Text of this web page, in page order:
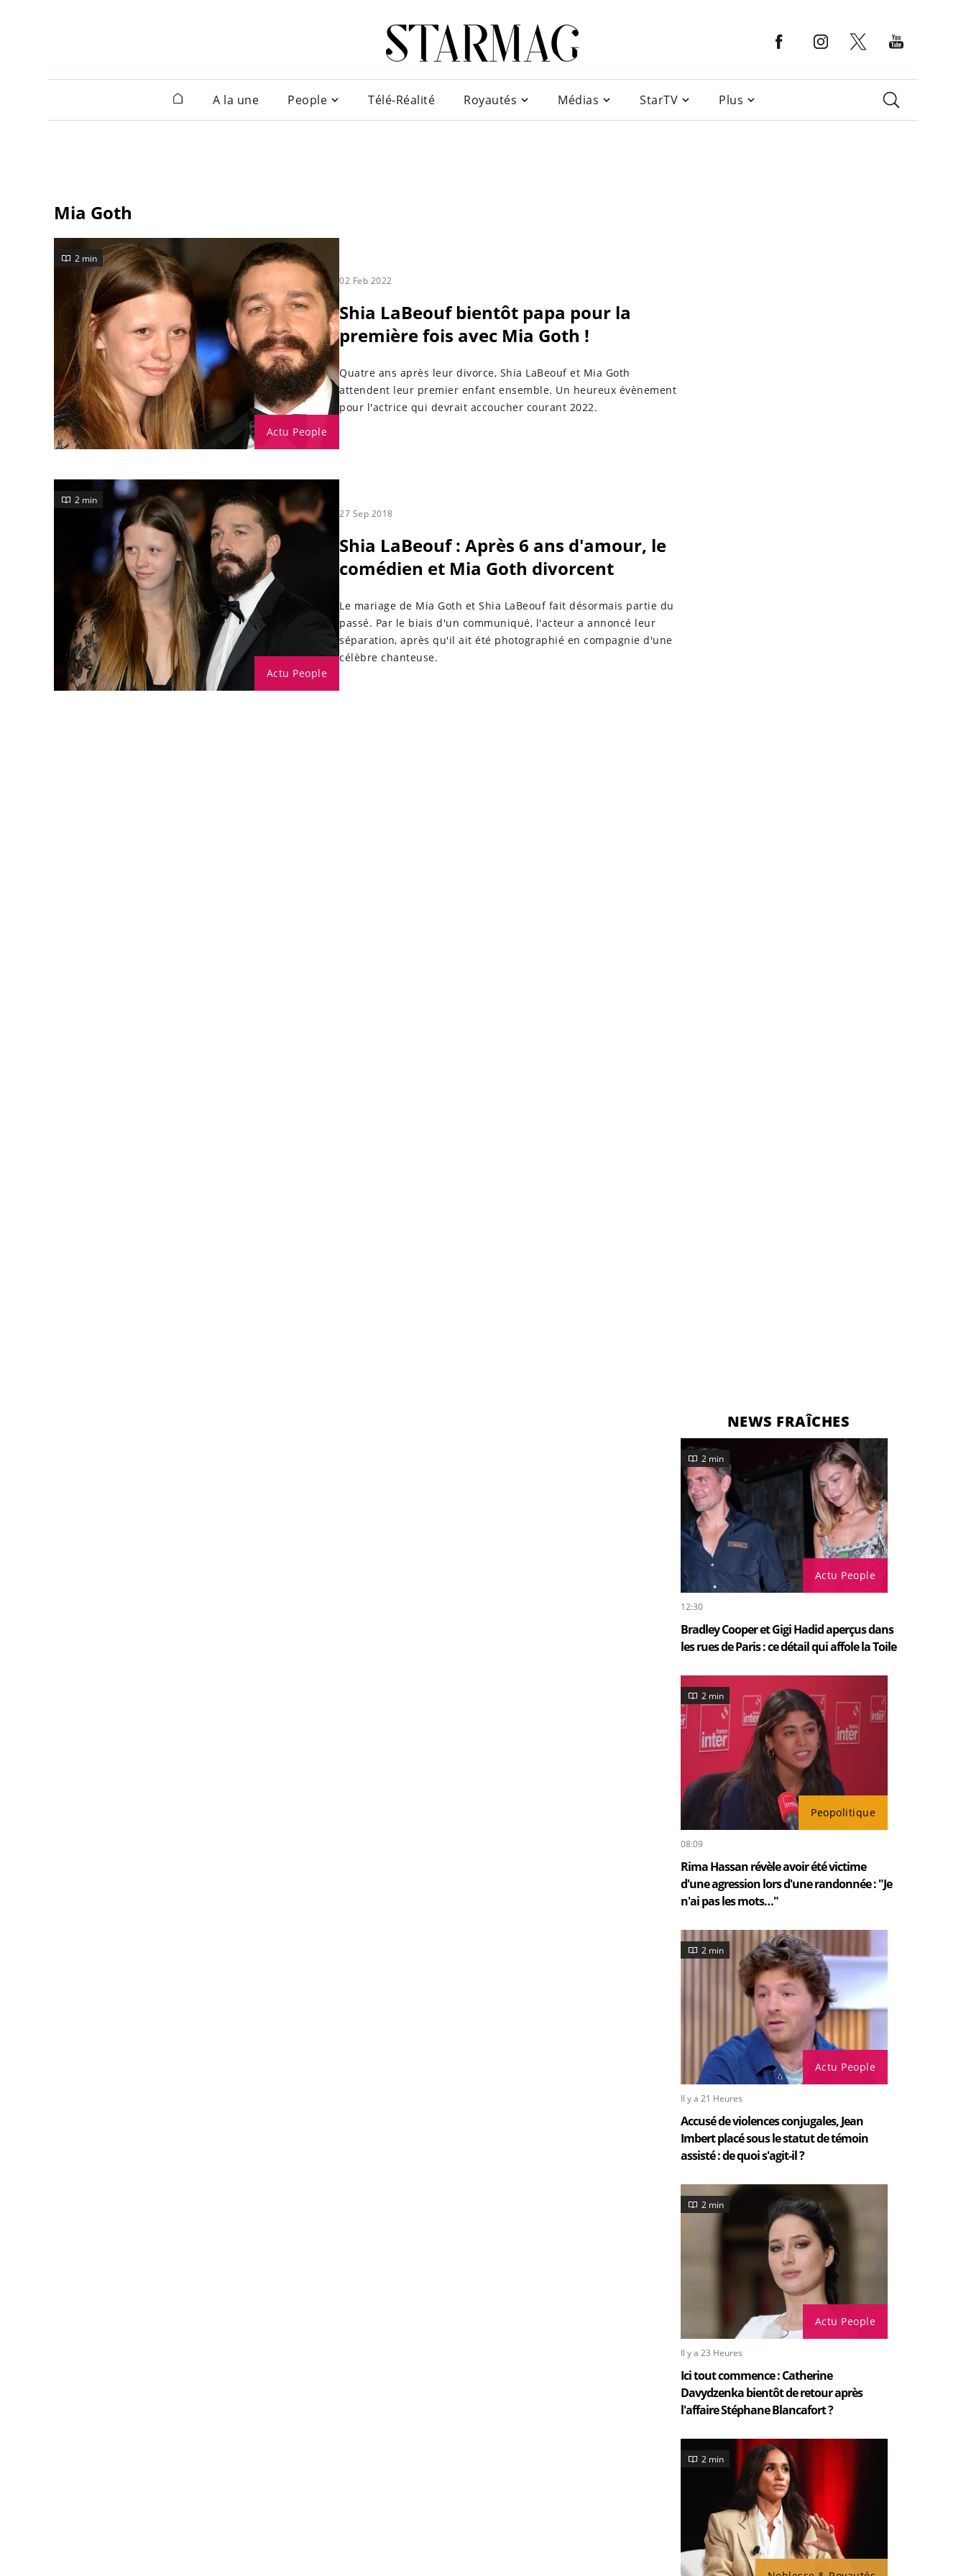
A la une People Télé-Réalité Royautés Médias StarTV Plus
Mia Goth
Actu People
2 min
02 Feb 2022
Shia LaBeouf bientôt papa pour la
première fois avec Mia Goth !
Quatre ans après leur divorce, Shia LaBeouf et Mia Goth
attendent leur premier enfant ensemble. Un heureux évènement
pour l'actrice qui devrait accoucher courant 2022.
Actu People
2 min
27 Sep 2018
Shia LaBeouf : Après 6 ans d'amour, le
comédien et Mia Goth divorcent
Le mariage de Mia Goth et Shia LaBeouf fait désormais partie du
passé. Par le biais d'un communiqué, l'acteur a annoncé leur
séparation, après qu'il ait été photographié en compagnie d'une
célèbre chanteuse.
NEWS FRAÎCHES
Actu People
2 min
12:30
Bradley Cooper et Gigi Hadid aperçus dans
les rues de Paris : ce détail qui affole la Toile
Peopolitique
2 min
08:09
Rima Hassan révèle avoir été victime
d'une agression lors d'une randonnée : "Je
n'ai pas les mots…"
Actu People
2 min
Il y a 21 Heures
Accusé de violences conjugales, Jean
Imbert placé sous le statut de témoin
assisté : de quoi s'agit-il ?
Actu People
2 min
Il y a 23 Heures
Ici tout commence : Catherine
Davydzenka bientôt de retour après
l'affaire Stéphane Blancafort ?
2 min